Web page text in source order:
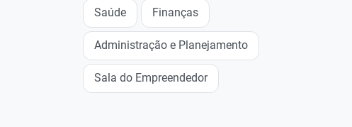
Saúde Finanças
Administração e Planejamento
Sala do Empreendedor